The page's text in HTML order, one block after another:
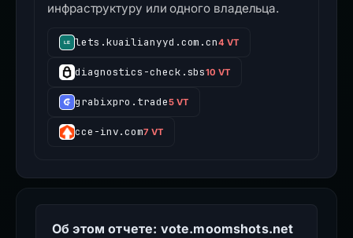
инфраструктуру или одного владельца.
lets.kuailianyyd.com.cn4 VT
diagnostics-check.sbs10 VT
grabixpro.trade5 VT
cce-inv.com7 VT
Об этом отчете: vote.moomshots.net